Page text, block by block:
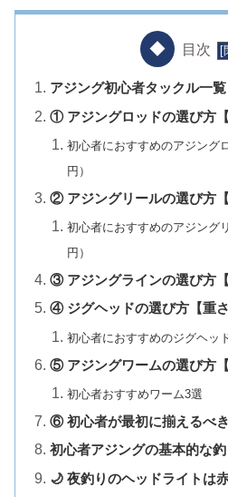
目次
アジング初心者タックル一
① アジングロッドの選び方【
初心者におすすめのアジング
円）
② アジングリールの選び方【
初心者におすすめのアジング
円）
③ アジングラインの選び方【
④ ジグヘッドの選び方【重さ
初心者におすすめのジグヘッ
⑤ アジングワームの選び方【
初心者おすすめワーム3選
⑥ 初心者が最初に揃えるべき
初心者アジングの基本的な
🌙 夜釣りのヘッドライトは